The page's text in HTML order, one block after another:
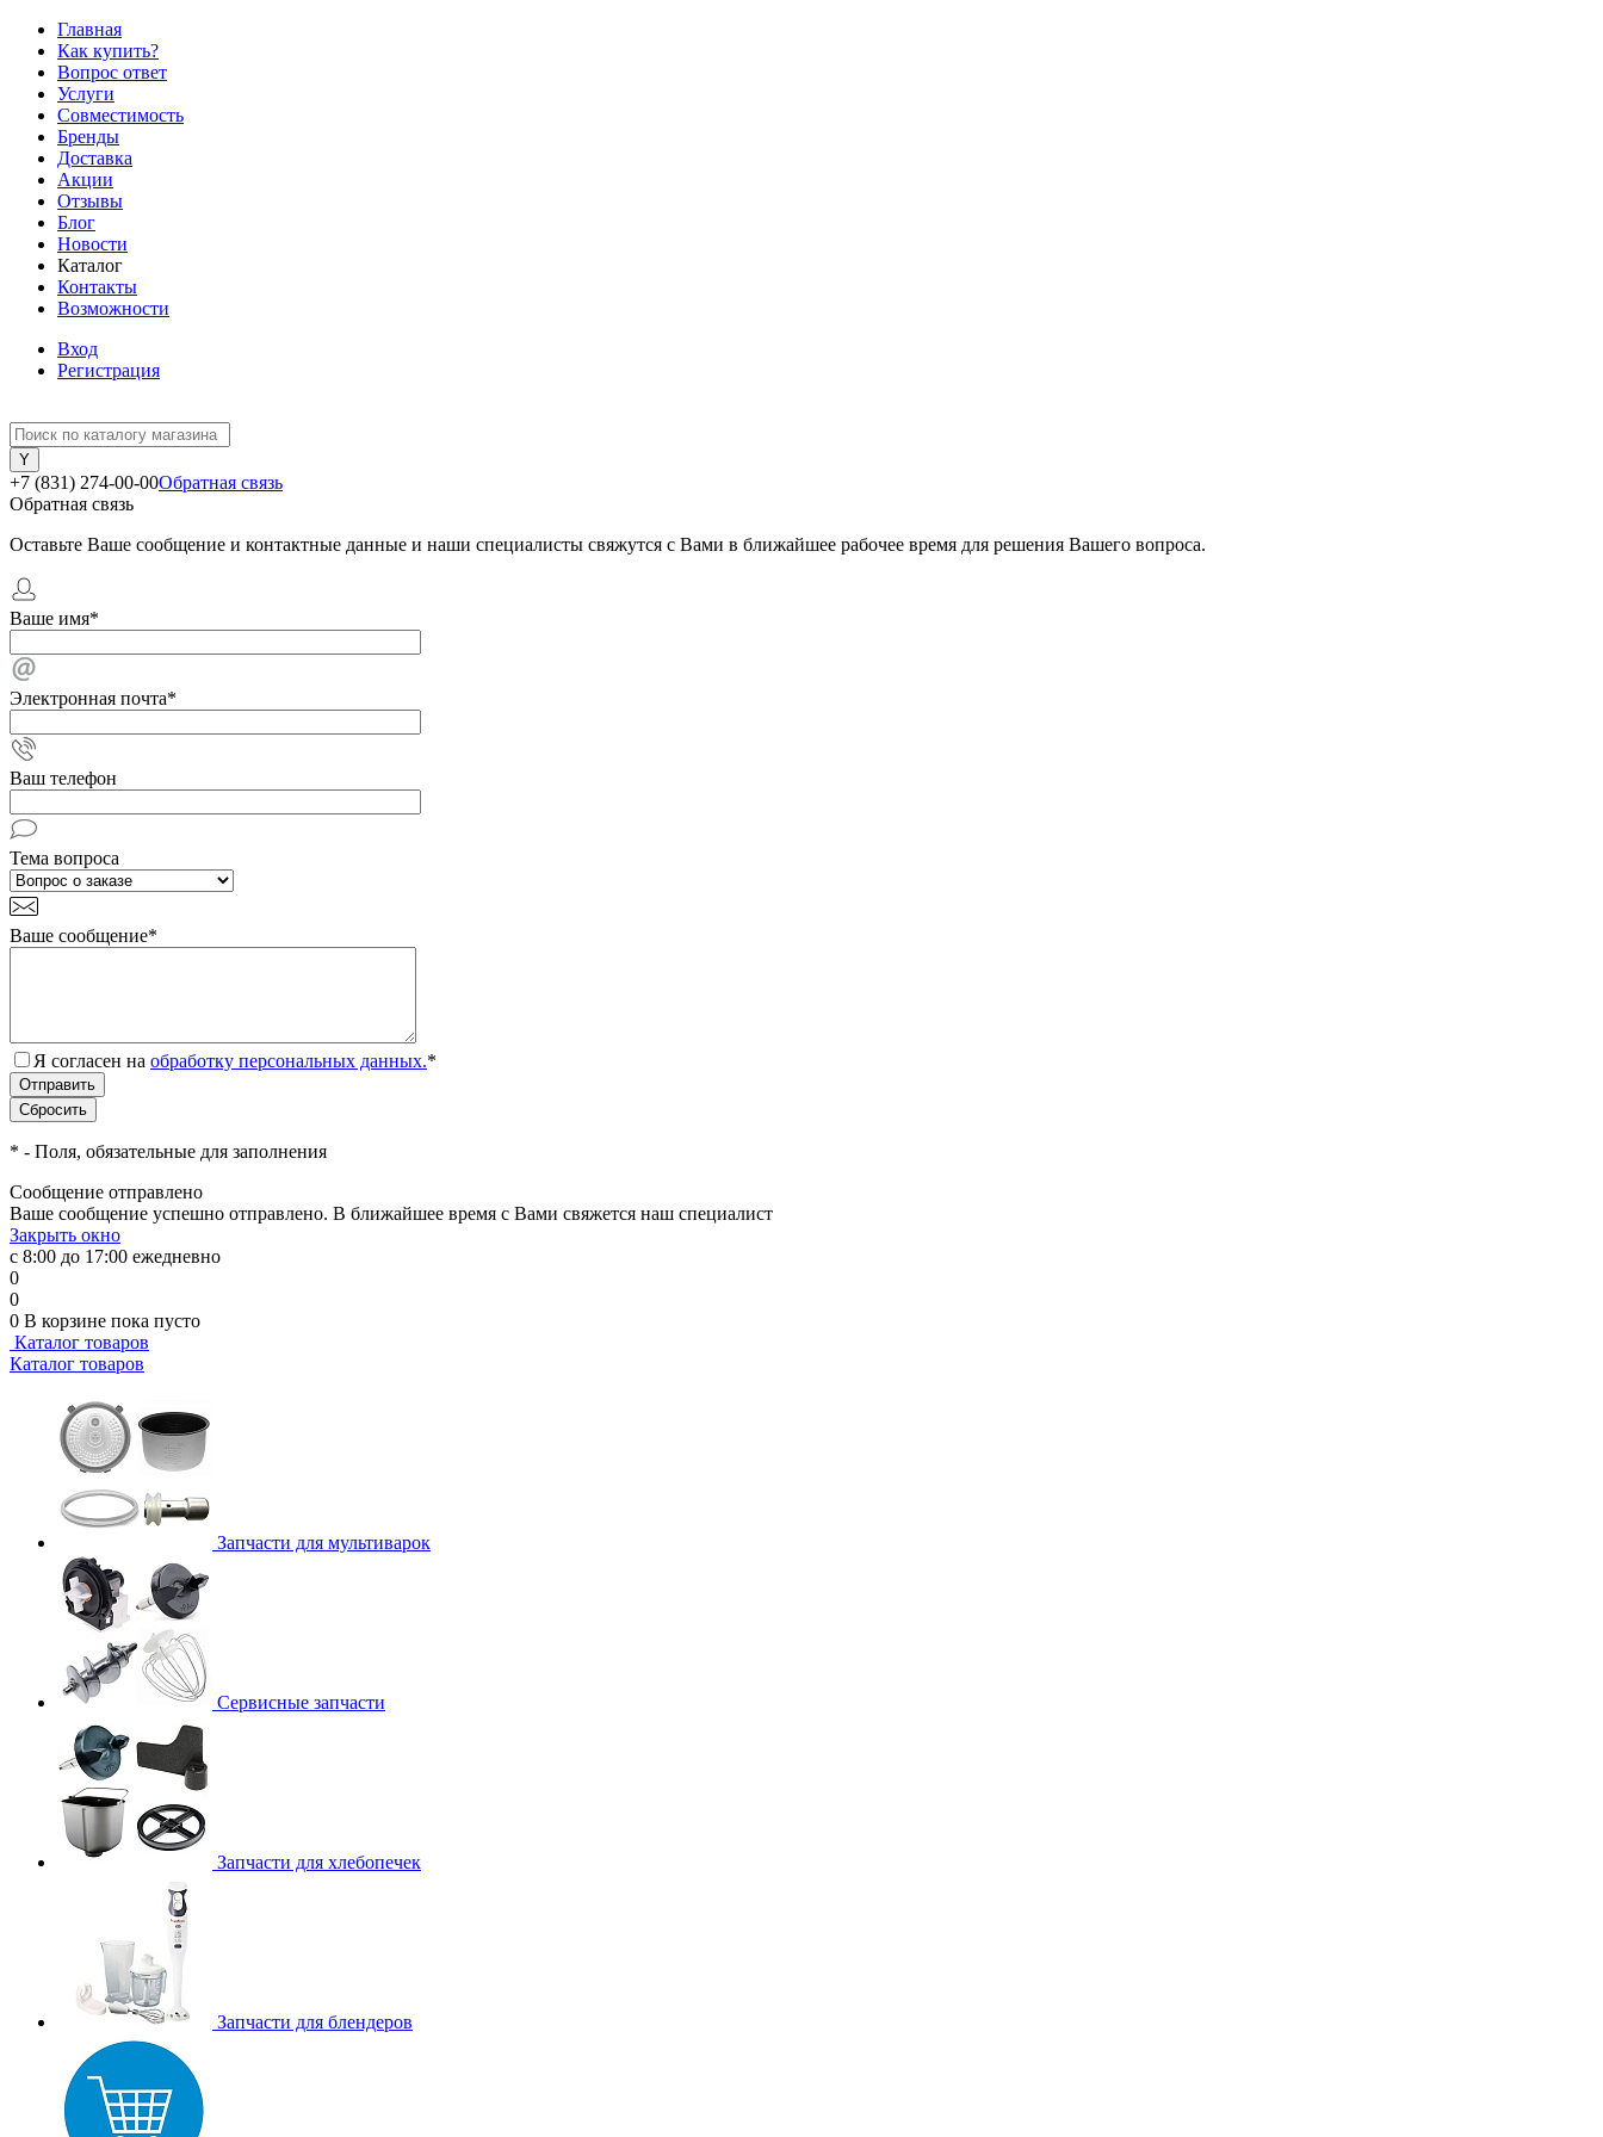
Главная
Как купить?
Вопрос ответ
Услуги
Совместимость
Бренды
Доставка
Акции
Отзывы
Блог
Новости
Каталог
Контакты
Возможности
Вход
Регистрация
+7 (831) 274-00-00Обратная связь
Обратная связь
Оставьте Ваше сообщение и контактные данные и наши специалисты свяжутся с Вами в ближайшее рабочее время для решения Вашего вопроса.
Ваше имя*
Электронная почта*
Ваш телефон
Тема вопроса
Ваше сообщение*
Я согласен на обработку персональных данных.*
* - Поля, обязательные для заполнения
Сообщение отправлено
Ваше сообщение успешно отправлено. В ближайшее время с Вами свяжется наш специалист
Закрыть окно
с 8:00 до 17:00 ежедневно
0
0
0 В корзине пока пусто
Каталог товаров
Каталог товаров
Запчасти для мультиварок
Сервисные запчасти
Запчасти для хлебопечек
Запчасти для блендеров